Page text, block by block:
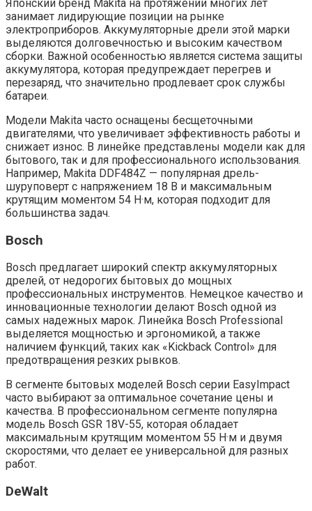
Японский бренд Makita на протяжении многих лет
занимает лидирующие позиции на рынке
электроприборов. Аккумуляторные дрели этой марки
выделяются долговечностью и высоким качеством
сборки. Важной особенностью является система защиты
аккумулятора, которая предупреждает перегрев и
перезаряд, что значительно продлевает срок службы
батареи.
Модели Makita часто оснащены бесщеточными
двигателями, что увеличивает эффективность работы и
снижает износ. В линейке представлены модели как для
бытового, так и для профессионального использования.
Например, Makita DDF484Z — популярная дрель-
шуруповерт с напряжением 18 В и максимальным
крутящим моментом 54 Н·м, которая подходит для
большинства задач.
Bosch
Bosch предлагает широкий спектр аккумуляторных
дрелей, от недорогих бытовых до мощных
профессиональных инструментов. Немецкое качество и
инновационные технологии делают Bosch одной из
самых надежных марок. Линейка Bosch Professional
выделяется мощностью и эргономикой, а также
наличием функций, таких как «Kickback Control» для
предотвращения резких рывков.
В сегменте бытовых моделей Bosch серии EasyImpact
часто выбирают за оптимальное сочетание цены и
качества. В профессиональном сегменте популярна
модель Bosch GSR 18V-55, которая обладает
максимальным крутящим моментом 55 Н·м и двумя
скоростями, что делает ее универсальной для разных
работ.
DeWalt